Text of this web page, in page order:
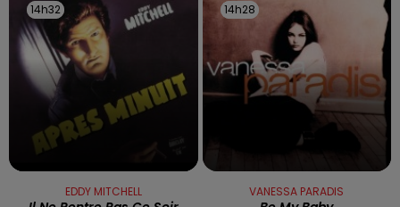
14h32
14h32
EDDY MITCHELL
14h28
14h28
VANESSA PARADIS